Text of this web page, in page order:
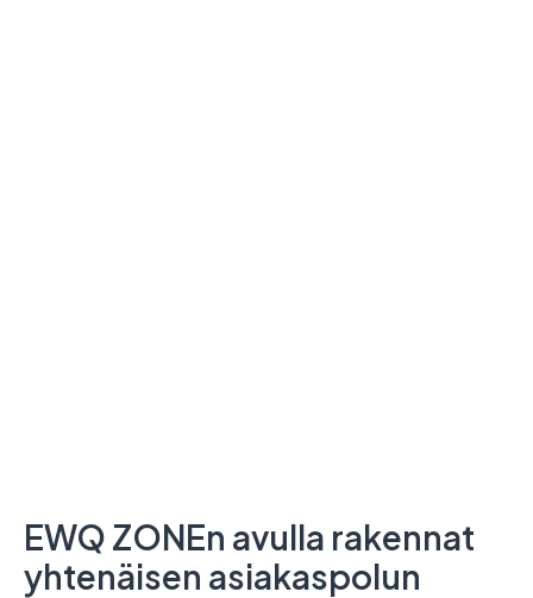
EWQ ZONEn avulla rakennat
yhtenäisen asiakaspolun